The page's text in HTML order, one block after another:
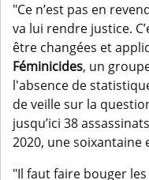
"Ce n’est pas en
va lui rendre justice.
être changées et
Féminicides, un
l'absence de
de veille sur la
jusqu’ici 38
2020, une soixantaine
"Il faut faire bouger